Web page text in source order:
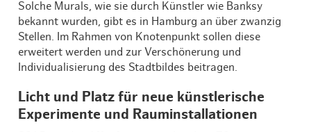
Solche Murals, wie sie durch Künstler wie Banksy
bekannt wurden, gibt es in Hamburg an über zwanzig
Stellen. Im Rahmen von Knotenpunkt sollen diese
erweitert werden und zur Verschönerung und
Individualisierung des Stadtbildes beitragen.
Licht und Platz für neue künstlerische
Experimente und Rauminstallationen